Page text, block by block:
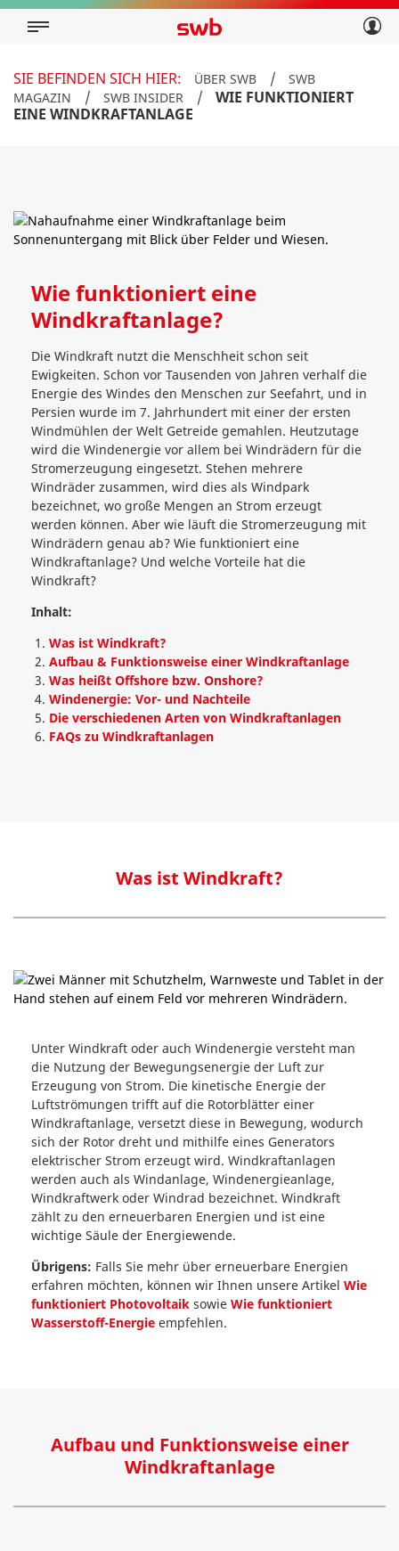
Privatkunden
Über swb
SIE BEFINDEN SICH HIER: ÜBER SWB /
SWB
MAGAZIN
/ SWB INSIDER /
WIE FUNKTIONIERT
EINE WINDKRAFTANLAGE
Wie funktioniert eine
Windkraftanlage?
Die Windkraft nutzt die Menschheit schon seit
Ewigkeiten. Schon vor Tausenden von Jahren verhalf die
Energie des Windes den Menschen zur Seefahrt, und in
Persien wurde im 7. Jahrhundert mit einer der ersten
Windmühlen der Welt Getreide gemahlen. Heutzutage
wird die Windenergie vor allem bei Windrädern für die
Stromerzeugung eingesetzt. Stehen mehrere
Windräder zusammen, wird dies als Windpark
bezeichnet, wo große Mengen an Strom erzeugt
werden können. Aber wie läuft die Stromerzeugung mit
Windrädern genau ab? Wie funktioniert eine
Windkraftanlage? Und welche Vorteile hat die
Windkraft?
Inhalt:
Was ist Windkraft?
Aufbau & Funktionsweise einer Windkraftanlage
Was heißt Offshore bzw. Onshore?
Windenergie: Vor- und Nachteile
Die verschiedenen Arten von Windkraftanlagen
FAQs zu Windkraftanlagen
Was ist Windkraft?
Unter Windkraft oder auch Windenergie versteht man
die Nutzung der Bewegungsenergie der Luft zur
Erzeugung von Strom. Die kinetische Energie der
Luftströmungen trifft auf die Rotorblätter einer
Windkraftanlage, versetzt diese in Bewegung, wodurch
sich der Rotor dreht und mithilfe eines Generators
elektrischer Strom erzeugt wird. Windkraftanlagen
werden auch als Windanlage, Windenergieanlage,
Windkraftwerk oder Windrad bezeichnet. Windkraft
zählt zu den erneuerbaren Energien und ist eine
wichtige Säule der Energiewende.
Übrigens: Falls Sie mehr über erneuerbare Energien
erfahren möchten, können wir Ihnen unsere Artikel Wie
funktioniert Photovoltaik sowie Wie funktioniert
Wasserstoff-Energie empfehlen.
Aufbau und Funktionsweise einer
Windkraftanlage